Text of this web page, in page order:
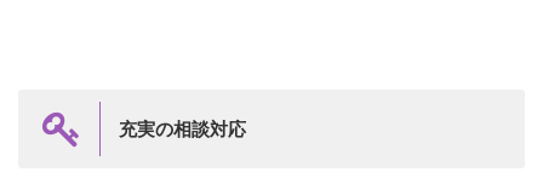
充実の相談対応